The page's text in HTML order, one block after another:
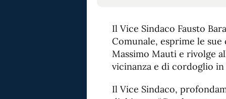
Il Vice Sindaco Fausto
Comunale, esprime le
Massimo Mauti e rivolge
vicinanza e di cordoglio
Il Vice Sindaco,